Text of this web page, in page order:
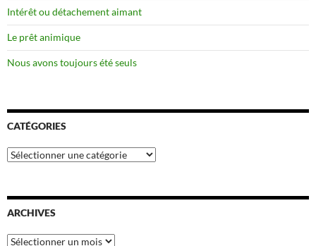
Intérêt ou détachement aimant
Le prêt animique
Nous avons toujours été seuls
CATÉGORIES
Catégories
ARCHIVES
Archives